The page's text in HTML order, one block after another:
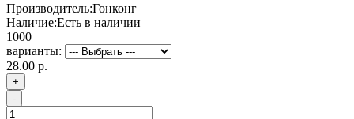
Производитель:Гонконг
Наличие:Есть в наличии
1000
варианты:
28.00 р.
+
-